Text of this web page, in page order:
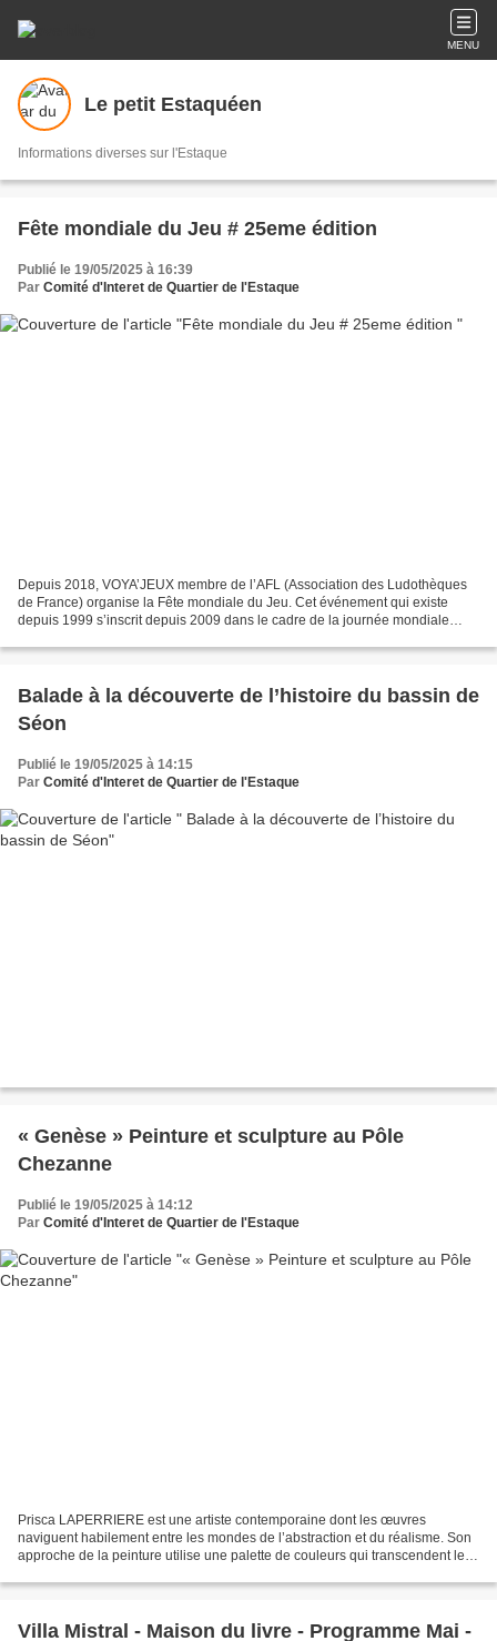
MENU
Le petit Estaquéen
Informations diverses sur l'Estaque
Fête mondiale du Jeu # 25eme édition
Publié le 19/05/2025 à 16:39
Par Comité d'Interet de Quartier de l'Estaque
Depuis 2018, VOYA’JEUX membre de l’AFL (Association des Ludothèques
de France) organise la Fête mondiale du Jeu. Cet événement qui existe
depuis 1999 s’inscrit depuis 2009 dans le cadre de la journée mondiale
Balade à la découverte de l’histoire du bassin de
Séon
Publié le 19/05/2025 à 14:15
Par Comité d'Interet de Quartier de l'Estaque
« Genèse » Peinture et sculpture au Pôle
Chezanne
Publié le 19/05/2025 à 14:12
Par Comité d'Interet de Quartier de l'Estaque
Prisca LAPERRIERE est une artiste contemporaine dont les œuvres
naviguent habilement entre les mondes de l’abstraction et du réalisme. Son
approche de la peinture utilise une palette de couleurs qui transcendent les
Villa Mistral - Maison du livre - Programme Mai -